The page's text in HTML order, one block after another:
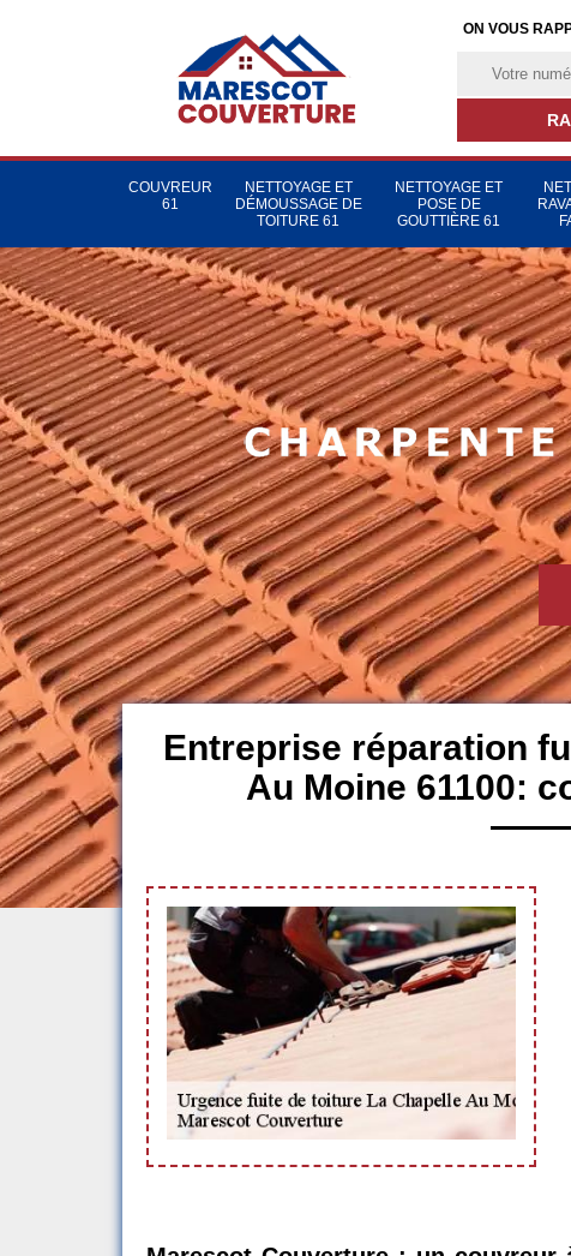
ON VOUS
COUVREUR
61
NETTOYAGE ET
DÉMOUSSAGE DE
TOITURE 61
NETTOYAGE ET
POSE DE
GOUTTIÈRE 61
Entreprise réparation
Au Moine 61100: